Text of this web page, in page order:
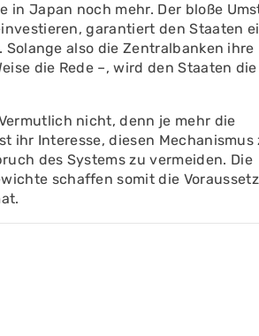
in Japan noch mehr. Der bloße
garantiert den Staaten
also die Zentralbanken ihre
die Rede –, wird den Staaten die
nicht, denn je mehr die
ihr Interesse, diesen Mechanismus
des Systems zu vermeiden. Die
schaffen somit die